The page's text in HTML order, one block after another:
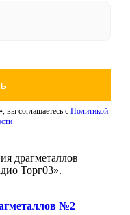
вы соглашаетесь с Политикой
драгметаллов
Торг03».
№2